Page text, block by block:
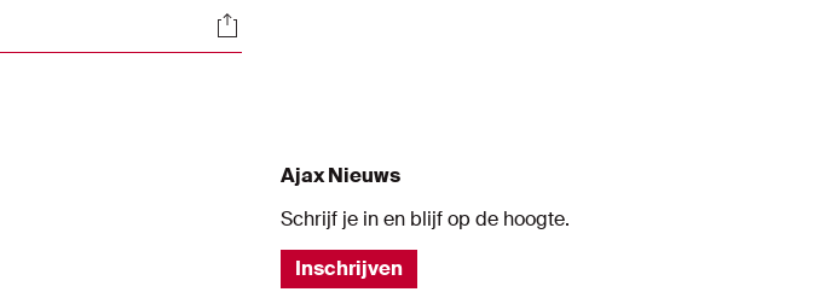
uit een dip
een belangrijke
Socials
Ajax Nieuws
Schrijf je in en blijf op de hoogte.
Inschrijven